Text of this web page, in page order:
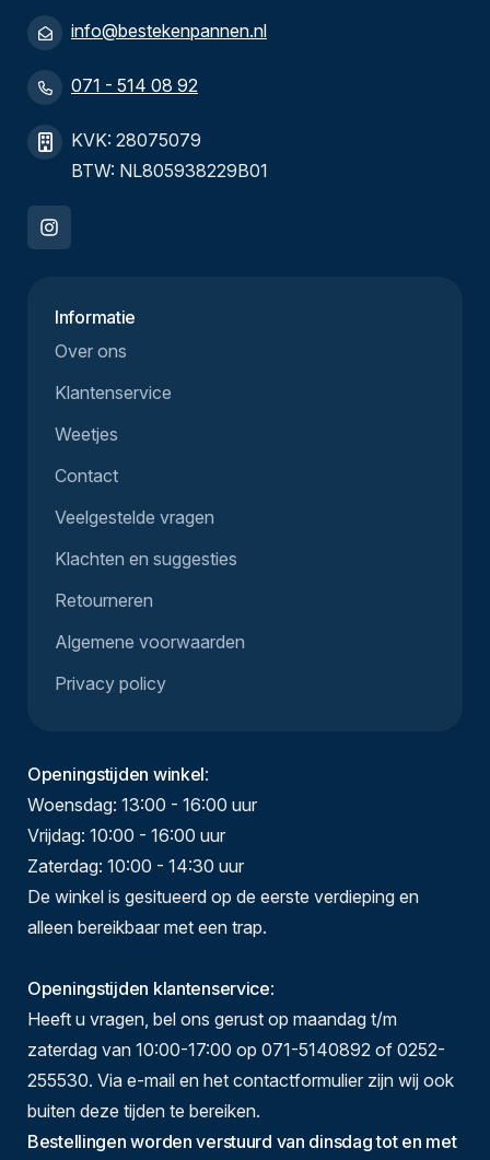
info@bestekenpannen.nl
071 - 514 08 92
KVK: 28075079
BTW: NL805938229B01
Informatie
Over ons
Klantenservice
Weetjes
Contact
Veelgestelde vragen
Klachten en suggesties
Retourneren
Algemene voorwaarden
Privacy policy
Openingstijden winkel:
Woensdag: 13:00 - 16:00 uur
Vrijdag: 10:00 - 16:00 uur
Zaterdag: 10:00 - 14:30 uur
De winkel is gesitueerd op de eerste verdieping en
alleen bereikbaar met een trap.
Openingstijden klantenservice:
Heeft u vragen, bel ons gerust op maandag t/m
zaterdag van 10:00-17:00 op 071-5140892 of 0252-
255530. Via e-mail en het contactformulier zijn wij ook
buiten deze tijden te bereiken.
Bestellingen worden verstuurd van dinsdag tot en met